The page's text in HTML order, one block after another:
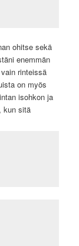
ohitse sekä
enemmän
rinteissä
on myös
isohkon ja
kun sitä